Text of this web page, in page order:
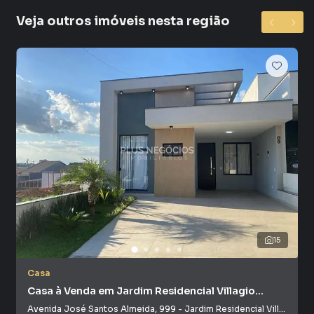
Veja outros imóveis nesta região
15
Casa
Casa à Venda em Jardim Residencial Villagio
Ipanema I
Avenida José Santos Almeida, 999 - Jardim Residencial Villagio Ipanema I